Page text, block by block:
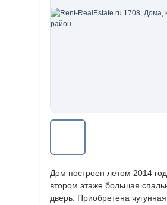
Дом построен летом 2014
втором этаже большая
дверь. Приобретена